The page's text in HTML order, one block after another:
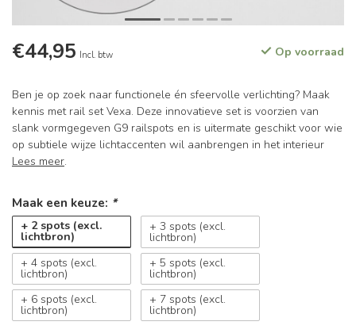
€44,95 Incl. btw Op voorraad
Ben je op zoek naar functionele én sfeervolle verlichting? Maak
kennis met rail set Vexa. Deze innovatieve set is voorzien van
slank vormgegeven G9 railspots en is uitermate geschikt voor wie
op subtiele wijze lichtaccenten wil aanbrengen in het interieur
Lees meer.
Maak een keuze: *
+ 2 spots (excl.
lichtbron)
+ 3 spots (excl.
lichtbron)
+ 4 spots (excl.
lichtbron)
+ 5 spots (excl.
lichtbron)
+ 6 spots (excl.
lichtbron)
+ 7 spots (excl.
lichtbron)